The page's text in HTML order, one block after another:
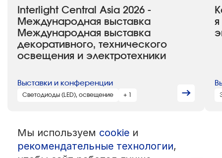
Interlight Central Asia 2026 -
Международная выставка
Международная выставка
декоративного, технического
освещения и электротехники
Выставки и конференции
Светодиоды (LED), освещение + 1
© 1992 — 2026 ООО «НЕГУС ЭКСПО Интернэшнл»
Все права защищены. Использование материалов возможно только
со ссылкой на источник.
Мы используем cookieи
рекомендательные технологии,